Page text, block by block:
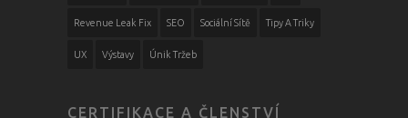
Revenue Leak Fix SEO Sociální Sítě Tipy A Triky
UX Výstavy Únik Tržeb
CERTIFIKACE A ČLENSTVÍ